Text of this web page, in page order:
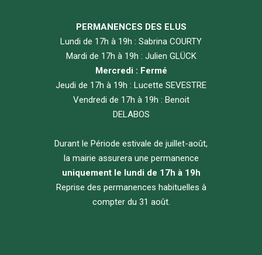
PERMANENCES DES ELUS
Lundi de 17h à 19h : Sabrina COURTY
Mardi de 17h à 19h : Julien GLÜCK
Mercredi : Fermé
Jeudi de 17h à 19h : Lucette SEVESTRE
Vendredi de 17h à 19h : Benoit
DELABOS
Durant le Période estivale de juillet-août,
la mairie assurera une permanence
uniquement le lundi de 17h à 19h
Reprise des permanences habituelles à
compter du 31 août.